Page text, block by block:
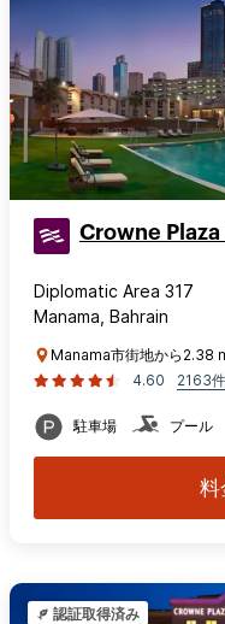
Crowne
Diplomatic Area 317
Manama, Bahrain
Manama市街地から2.38
4.60
2163
駐車場 プール
料
認証取得済み